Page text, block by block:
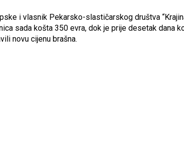
i vlasnik Pekarsko-slastičarskog društva
sada košta 350 evra, dok je prije desetak dana
novu cijenu brašna.